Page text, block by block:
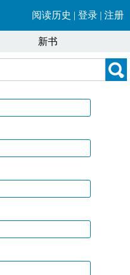
阅读历史 | 登录 | 注册
新书